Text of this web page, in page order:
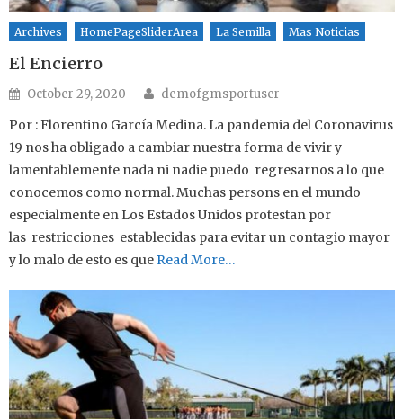
Archives HomePageSliderArea La Semilla Mas Noticias
El Encierro
Posted on
October 29, 2020 Author
demofgmsportuser
Por : Florentino García Medina. La pandemia del Coronavirus
19 nos ha obligado a cambiar nuestra forma de vivir y
lamentablemente nada ni nadie puedo regresarnos a lo que
conocemos como normal. Muchas persons en el mundo
especialmente en Los Estados Unidos protestan por
las restricciones establecidas para evitar un contagio mayor
y lo malo de esto es que Read More…